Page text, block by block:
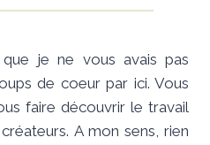
je ne vous avais pas
de coeur par ici. Vous
faire découvrir le travail
A mon sens, rien